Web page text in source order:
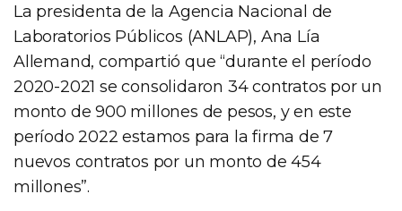
La presidenta de la Agencia Nacional de
Laboratorios Públicos (ANLAP), Ana Lía
Allemand, compartió que “durante el período
2020-2021 se consolidaron 34 contratos por un
monto de 900 millones de pesos, y en este
período 2022 estamos para la firma de 7
nuevos contratos por un monto de 454
millones”.